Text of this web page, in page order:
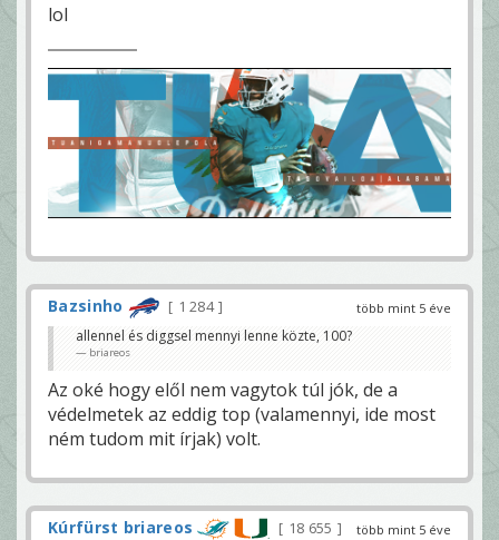
lol
több mint 5 éve
Bazsinho
1 284
allennel és diggsel mennyi lenne közte, 100?
briareos
Az oké hogy elől nem vagytok túl jók, de a
védelmetek az eddig top (valamennyi, ide most
ném tudom mit írjak) volt.
több mint 5 éve
Kúrfürst briareos 18 655